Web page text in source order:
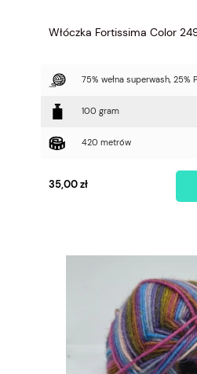
Włóczka Fortissima Color
75% wełna superwash, 25%
100 gram
420 metrów
35,00 zł